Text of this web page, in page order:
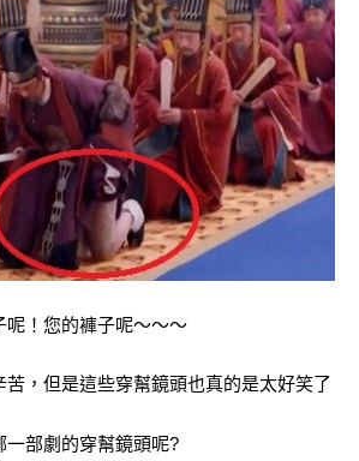
！您的褲子呢～～～
苦，但是這些穿幫鏡頭也真的是太好笑了
一部劇的穿幫鏡頭呢?